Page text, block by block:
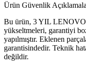
Ürün Güvenlik
Bu ürün, 3 YIL
yükseltmeleri, garantiyi
yapılmıştır. Eklenen
garantisindedir. Teknik
değildir.